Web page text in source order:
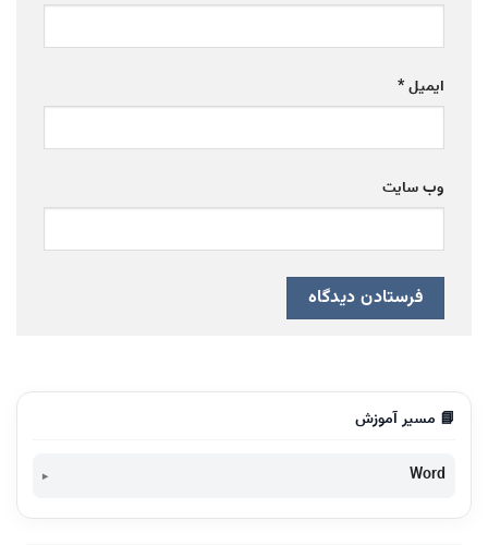
ایمیل*
وب‌ سایت
📘 مسیر آموزش
Word
تغییر-حذف رنگ پس زمینه صفحات ورد-Word Page Color